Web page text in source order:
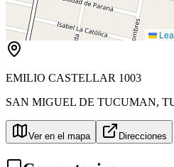
EMILIO CASTELLAR 1003
SAN MIGUEL DE TUCUMAN,
Ver en el mapa Direcciones